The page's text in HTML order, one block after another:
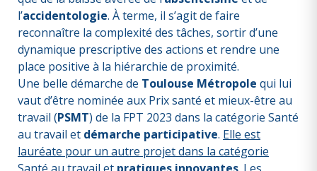
l’accidentologie. À terme, il s’agit de faire
reconnaître la complexité des tâches, sortir d’une
dynamique prescriptive des actions et rendre une
place positive à la hiérarchie de proximité.
Une belle démarche de Toulouse Métropole qui lui
vaut d’être nominée aux Prix santé et mieux-être au
travail (PSMT) de la FPT 2023 dans la catégorie Santé
au travail et démarche participative. Elle est
lauréate pour un autre projet dans la catégorie